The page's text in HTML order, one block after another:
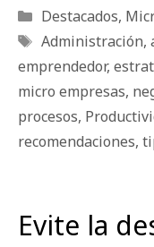
Categorías
Destacados,
Etiquetas
Administración,
emprendedor,
micro empresas,
procesos,
recomendaciones,
Evite la